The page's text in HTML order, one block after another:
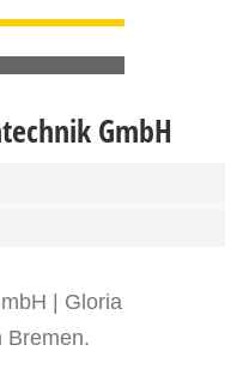
GmbH
| Gloria
Bremen.